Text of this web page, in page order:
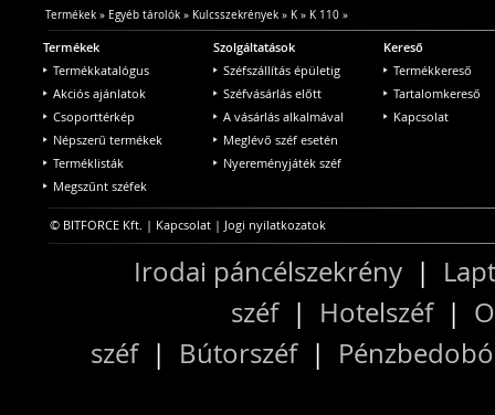
Termékek» Egyéb tárolók» Kulcsszekrények» K» K 110»
Termékek
Termékkatalógus
Akciós ajánlatok
Csoporttérkép
Népszerű termékek
Terméklisták
Megszűnt széfek
Szolgáltatások
Széfszállítás épületig
Széfvásárlás előtt
A vásárlás alkalmával
Meglévő széf esetén
Nyereményjáték széf
Kereső
Termékkereső
Tartalomkereső
Kapcsolat
© BITFORCE Kft. | Kapcsolat | Jogi nyilatkozatok
Irodai páncélszekrény |
széf| Hotelszéf|
széf| Bútorszéf|